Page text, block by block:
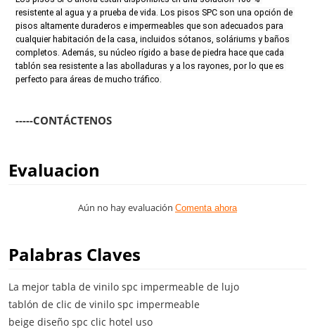
resistente al agua y a prueba de vida. Los pisos SPC son una opción de
pisos altamente duraderos e impermeables que son adecuados para
cualquier habitación de la casa, incluidos sótanos, soláriums y baños
completos. Además, su núcleo rígido a base de piedra hace que cada
tablón sea resistente a las abolladuras y a los rayones, por lo que es
perfecto para áreas de mucho tráfico.
-----CONTÁCTENOS
Evaluacion
Aún no hay evaluación Comenta ahora
Palabras Claves
La mejor tabla de vinilo spc impermeable de lujo
tablón de clic de vinilo spc impermeable
beige diseño spc clic hotel uso